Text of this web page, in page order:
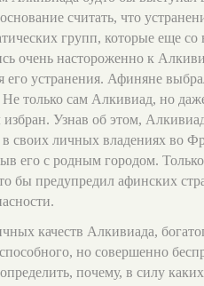
считать, что
групп, которые еще со
очень настороженно к
устранения. Афиняне
только сам Алкивиад, но
Узнав об этом,
своих личных владениях во
его с родным городом.
бы предупредил афинских
качеств Алкивиада,
но совершенно
почему, в силу